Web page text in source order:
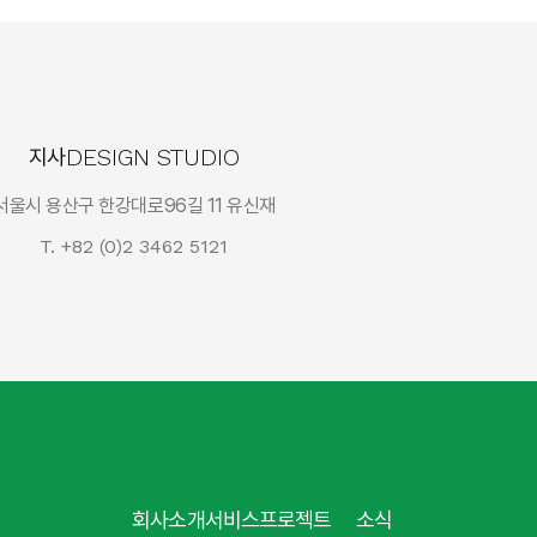
지사DESIGN STUDIO
울시 용산구 한강대로96길 11 유신재
T. +82 (0)2 3462 5121
회사소개서비스프로젝트 소식